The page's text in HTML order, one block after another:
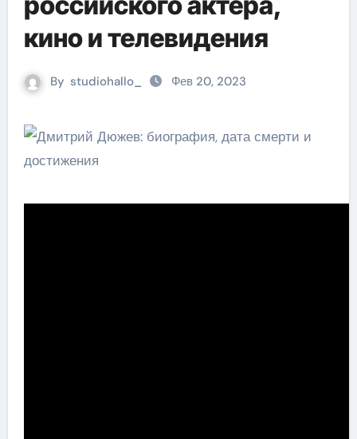
кино и телевидения
By studiohallo_ Фев 20, 2023